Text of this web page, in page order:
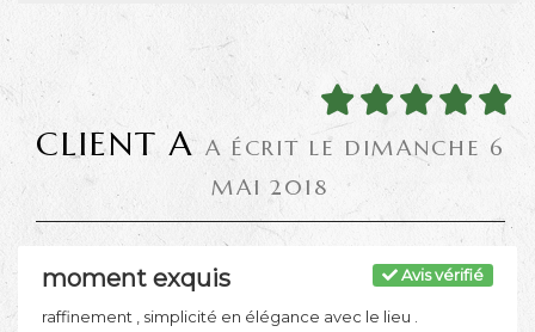
CLIENT A A ÉCRIT LE DIMANCHE 6
MAI 2018
Avis vérifié
moment exquis
raffinement , simplicité en élégance avec le lieu .